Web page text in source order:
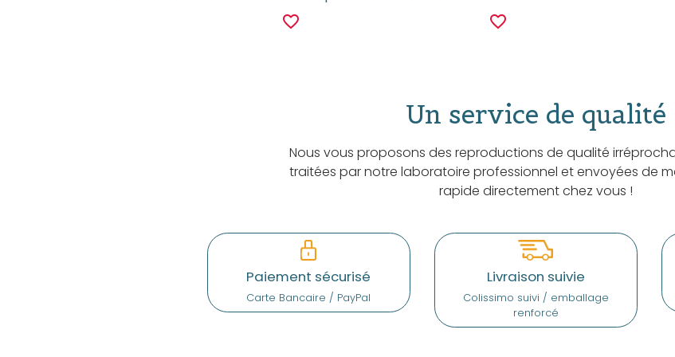
favorite_border favorite_border
Un service de qualité
Nous vous proposons des reproductions de qualité
traitées par notre laboratoire professionnel et envoyées de
rapide directement chez vous !
Paiement sécurisé
Carte Bancaire / PayPal
Livraison suivie
Colissimo suivi / emballage
renforcé